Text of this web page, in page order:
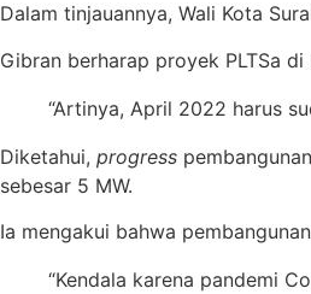
Dalam tinjauannya, Wali Kota
Gibran berharap proyek PLTSa
“Artinya, April 2022 harus
Diketahui, progress
sebesar 5 MW.
Ia mengakui bahwa
“Kendala karena pandemi